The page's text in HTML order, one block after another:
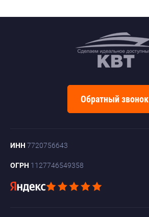
Обратный звонок
ИНН 7720756643
ОГРН 1127746549358